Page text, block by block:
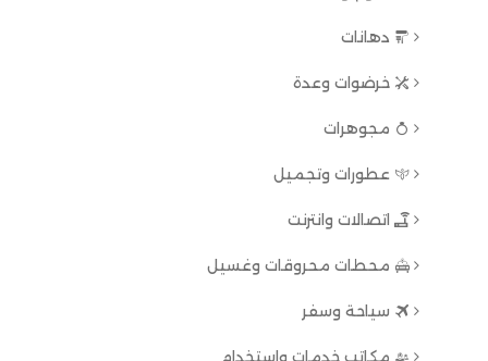
دهانات
خرضوات وعدة
مجوهرات
عطورات وتجميل
اتصالات وانترنت
محطات محروقات وغسيل
سياحة وسفر
مكاتب خدمات واستخدام